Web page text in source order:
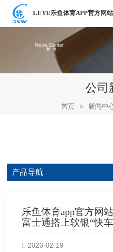
LEYU乐鱼体育APP官方网站
公司
首页 > 新闻中
产品导航
乐鱼体育app官方网
富士通搭上软银“快
2026-02-19